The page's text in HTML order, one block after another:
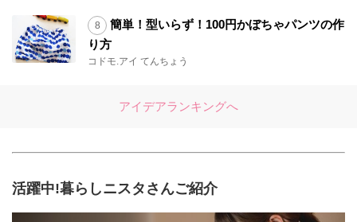
簡単！型いらず！100円かぼちゃパンツの作
り方
コドモ.アイ てんちょう
アイデアランキングへ
活躍中!暮らしニスタさんご紹介